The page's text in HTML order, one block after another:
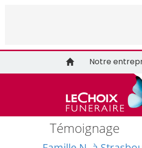
Notre
Témoignage